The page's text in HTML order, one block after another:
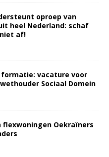
oproep van
heel Nederland: schaf
af!
formatie: vacature voor
Sociaal Domein
Oekraïners